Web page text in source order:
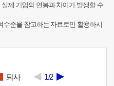
제 기업의 연봉과 차이가 발생할 수
수준을 참고하는 자료로만 활용하시
퇴사 1/2